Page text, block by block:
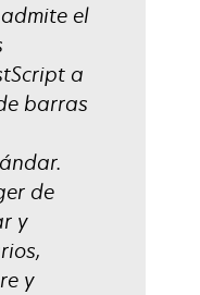
el
a
barras
de
y
y